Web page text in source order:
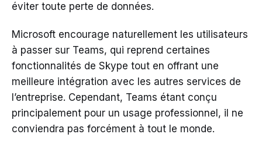
éviter toute perte de données.
Microsoft encourage naturellement les utilisateurs
à passer sur Teams, qui reprend certaines
fonctionnalités de Skype tout en offrant une
meilleure intégration avec les autres services de
l’entreprise. Cependant, Teams étant conçu
principalement pour un usage professionnel, il ne
conviendra pas forcément à tout le monde.